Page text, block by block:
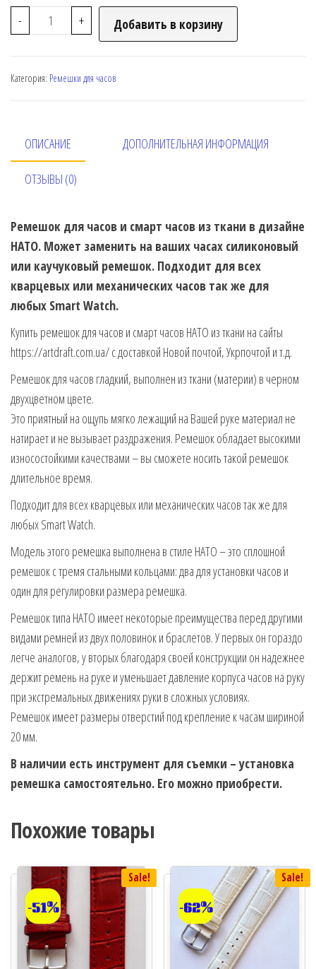
- + Добавить в корзину
Категория: Ремешки для часов
ОПИСАНИЕ ДОПОЛНИТЕЛЬНАЯ ИНФОРМАЦИЯ
ОТЗЫВЫ (0)
Ремешок для часов и смарт часов из ткани в дизайне
НАТО. Может заменить на ваших часах силиконовый
или каучуковый ремешок. Подходит для всех
кварцевых или механических часов так же для
любых Smart Watch.
Купить ремешок для часов и смарт часов НАТО из ткани на сайты
https://artdraft.com.ua/ с доставкой Новой почтой, Укрпочтой и т.д.
Ремешок для часов гладкий, выполнен из ткани (материи) в черном
двухцветном цвете.
Это приятный на ощупь мягко лежащий на Вашей руке материал не
натирает и не вызывает раздражения. Ремешок обладает высокими
износостойкими качествами – вы сможете носить такой ремешок
длительное время.
Подходит для всех кварцевых или механических часов так же для
любых Smart Watch.
Модель этого ремешка выполнена в стиле НАТО – это сплошной
ремешок с тремя стальными кольцами: два для установки часов и
один для регулировки размера ремешка.
Ремешок типа НАТО имеет некоторые преимущества перед другими
видами ремней из двух половинок и браслетов. У первых он гораздо
легче аналогов, у вторых благодаря своей конструкции он надежнее
держит ремень на руке и уменьшает давление корпуса часов на руку
при экстремальных движениях руки в сложных условиях.
Ремешок имеет размеры отверстий под крепление к часам шириной
20 мм.
В наличии есть инструмент для съемки – установка
ремешка самостоятельно. Его можно приобрести.
Похожие товары
Sale!
-51%
Sale!
-62%